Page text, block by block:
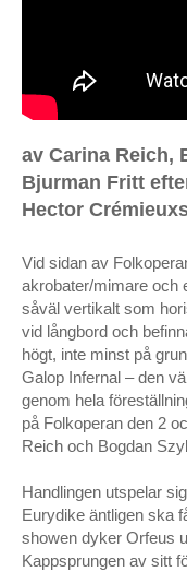
Kaffe Med Dopp –
Stockholms
X + Y – den grå
Reich + Szyber &
OPERA
Les contes
Norrlandsoperan,
Staden
Brecht & Kurt Weill,
VOX –
Mozarts Requiem –
av Carina Reich,
Bjurman Fritt
Hector
Vid sidan av
akrobater/mimare och
såväl vertikalt som
vid långbord och
högt, inte minst på
Galop Infernal – den
genom hela
på Folkoperan den 2
Reich och Bogdan
Handlingen utspelar
Eurydike äntligen ska
showen dyker Orfeus
Kappsprungen av sitt